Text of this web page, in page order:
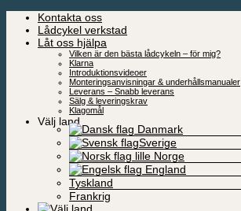
Skip
content
Kontakta oss
Lådcykel verkstad
Låt oss hjälpa
Vilken är den bästa lådcykeln – för mig?
Klarna
Introduktionsvideoer
Monteringsanvisningar & underhållsmanualer
Leverans – Snabb leverans
Sälg & leveringskrav
Klagomål
Välj land
Danmark
Sverige
Norge
England
Tyskland
Frankrig